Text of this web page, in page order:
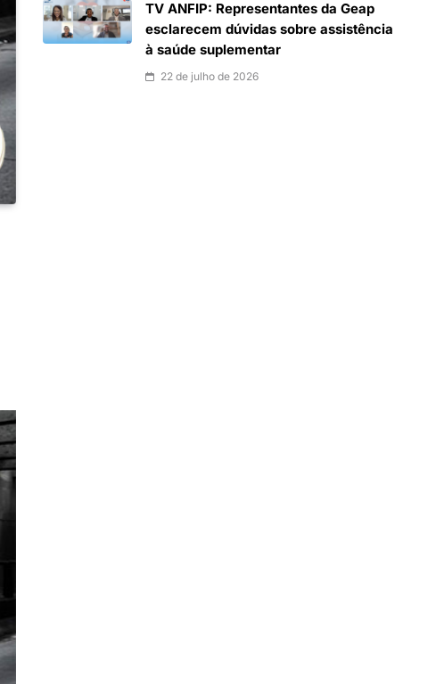
TV ANFIP: Representantes da Geap
esclarecem dúvidas sobre assistência
à saúde suplementar
22 de julho de 2026